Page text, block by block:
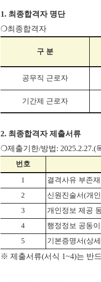
1. 최종합격자 명단
❍최종합격자
구 분
공무직 근로자
기간제 근로자
2. 최종합격자 제출서류
❍제출기한/방법: 2025.2.27.(
번호
1 결격사유 부존
2 신원진술서(개
3
개인정보 제공
4
행정정보 공동
5
기본증명서(상세
※ 제출서류(서식 1~4)는 반